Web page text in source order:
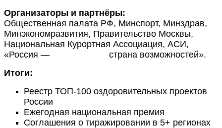
Организаторы и партнёры:
Общественная палата РФ, Минспорт, Минздрав,
Минэкономразвития, Правительство Москвы,
Национальная Курортная Ассоциация, АСИ,
«Россия — страна возможностей».
Итоги:
Реестр ТОП-100 оздоровительных проектов
России
Ежегодная национальная премия
Соглашения о тиражировании в 5+ регионах